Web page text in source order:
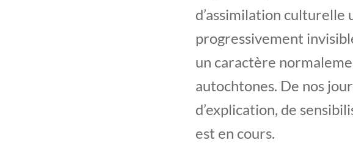
d’assimilation
progressivement
un caractère
autochtones. De nos
d’explication, de
est en cours.